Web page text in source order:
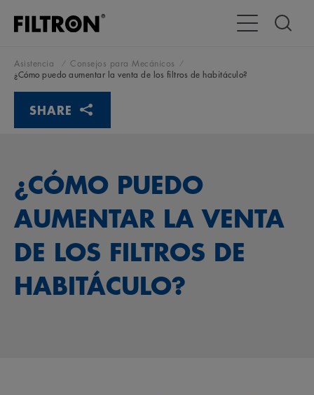
Alternar
Asistencia
Consejos para Mecánicos
¿Cómo puedo aumentar la venta de los filtros de habitáculo?
SHARE
¿CÓMO PUEDO
AUMENTAR LA VENTA
DE LOS FILTROS DE
HABITÁCULO?